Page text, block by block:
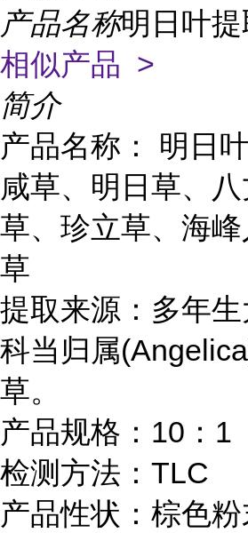
产品名称明日叶提
相似产品 >
简介
产品名称： 明日
咸草、明日草、
草、珍立草、海
草
提取来源：多年
科当归属
草。
产品规格：10：1
检测方法：TLC
产品性状：棕色粉